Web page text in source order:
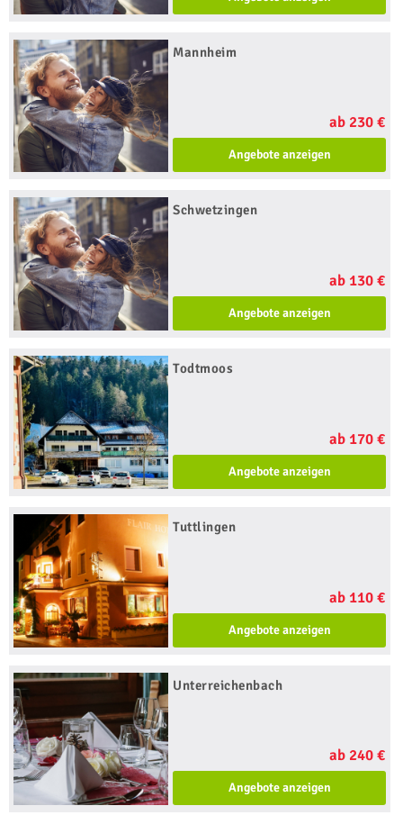
Mannheim
ab 230 €
Angebote anzeigen
Schwetzingen
ab 130 €
Angebote anzeigen
Todtmoos
ab 170 €
Angebote anzeigen
Tuttlingen
ab 110 €
Angebote anzeigen
Unterreichenbach
ab 240 €
Angebote anzeigen